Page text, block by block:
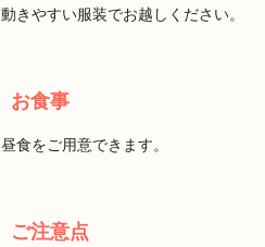
動きやすい服装でお越しください。
お食事
昼食をご用意できます。
ご注意点